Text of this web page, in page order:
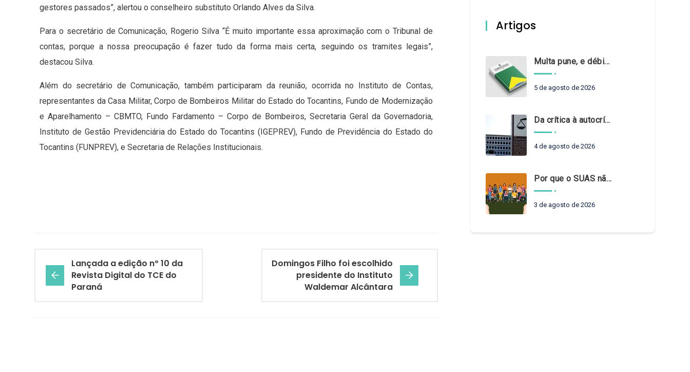
gestores passados”, alertou o conselheiro substituto Orlando Alves da Silva.
Para o secretário de Comunicação, Rogerio Silva “É muito importante essa aproximação com o Tribunal de
contas, porque a nossa preocupação é fazer tudo da forma mais certa, seguindo os tramites legais”,
destacou Silva.
Além do secretário de Comunicação, também participaram da reunião, ocorrida no Instituto de Contas,
representantes da Casa Militar, Corpo de Bombeiros Militar do Estado do Tocantins, Fundo de Modernização
e Aparelhamento – CBMTO, Fundo Fardamento – Corpo de Bombeiros, Secretaria Geral da Governadoria,
Instituto de Gestão Previdenciária do Estado do Tocantins (IGEPREV), Fundo de Previdência do Estado do
Tocantins (FUNPREV), e Secretaria de Relações Institucionais.
Lançada a edição nº 10 da
Revista Digital do TCE do
Paraná
Domingos Filho foi escolhido
presidente do Instituto
Waldemar Alcântara
Artigos
Multa pune, e débito recompõe. § 3º do art. 71 da Constituição: um problema de legística formal
5 de agosto de 2026
Da crítica à autocrítica: Tribunais de Contas sob um novo olhar?
4 de agosto de 2026
Por que o SUAS não pode esperar?
3 de agosto de 2026